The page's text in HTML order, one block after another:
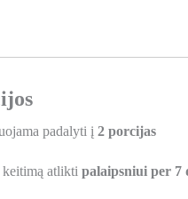
padalyti į 2 porcijas
keitimą atlikti palaipsniui per 7